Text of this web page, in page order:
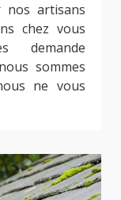
nos artisans
chez vous
demande
sommes
ne vous